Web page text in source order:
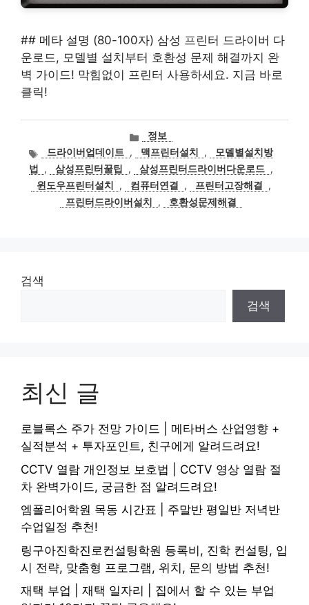
## 메타 설명 (80-100자) 삼성 프린터 드라이버 다
운로드, 모델별 설치부터 호환성 문제 해결까지 완
벽 가이드! 막힘없이 프린터 사용하세요. 지금 바로
클릭!
카
테
고
리
정보
태드라이버업데이트 , 맥프린터설치 ,
모델별설치방
법
, 삼성프린터꿀팁 , 삼성프린터드라이버다운로드 ,
윈도우프린터설치
, 컴퓨터연결 , 프린터고장해결
,
프린터드라이버설치
, 호환성문제해결
검색
검색
최신 글
로블록스 주가 전망 가이드 | 메타버스 산업영향 +
실적분석 + 투자포인트, 친구에게 알려드려요!
CCTV 열람 개인정보 보호법 | CCTV 영상 열람 절
차 완벽가이드, 궁금한 점 알려드려요!
엠폴리어학원 목동 시간표 | 주말반 평일반 저녁반
수업일정 추천!
링구아진학진로컨설팅학원 등록비, 진학 컨설팅, 입
시 전략, 맞춤형 프로그램, 위치, 문의 방법 추천!
재택 부업 | 재택 일자리 | 집에서 할 수 있는 부업